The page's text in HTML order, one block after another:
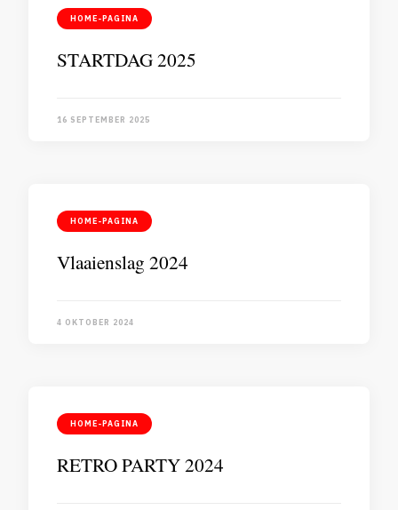
HOME-PAGINA
STARTDAG 2025
16 SEPTEMBER 2025
HOME-PAGINA
Vlaaienslag 2024
4 OKTOBER 2024
HOME-PAGINA
RETRO PARTY 2024